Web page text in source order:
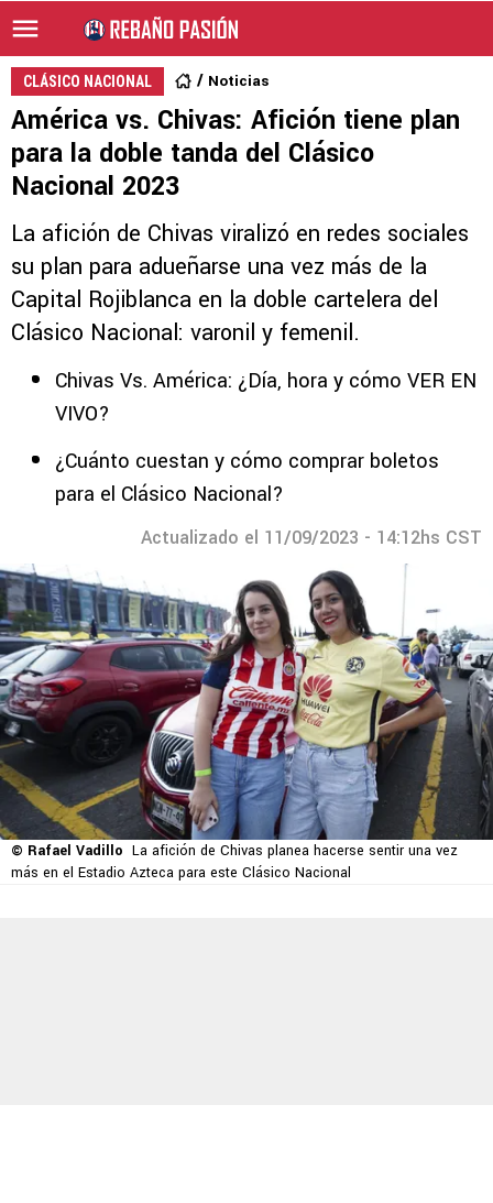
CLÁSICO NACIONAL Noticias
América vs. Chivas: Afición tiene plan
para la doble tanda del Clásico
Nacional 2023
La afición de Chivas viralizó en redes sociales
su plan para adueñarse una vez más de la
Capital Rojiblanca en la doble cartelera del
Clásico Nacional: varonil y femenil.
Chivas Vs. América: ¿Día, hora y cómo VER EN
VIVO?
¿Cuánto cuestan y cómo comprar boletos
para el Clásico Nacional?
Actualizado el 11/09/2023 - 14:12hs CST
© Rafael Vadillo La afición de Chivas planea hacerse sentir una vez
más en el Estadio Azteca para este Clásico Nacional